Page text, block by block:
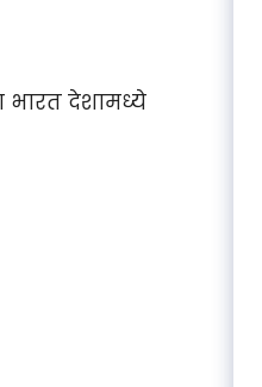
भारत देशामध्ये